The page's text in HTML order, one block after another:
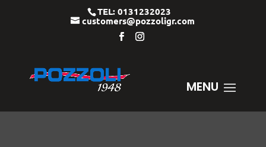
TEL: 0131232023
customers@pozzoligr.com